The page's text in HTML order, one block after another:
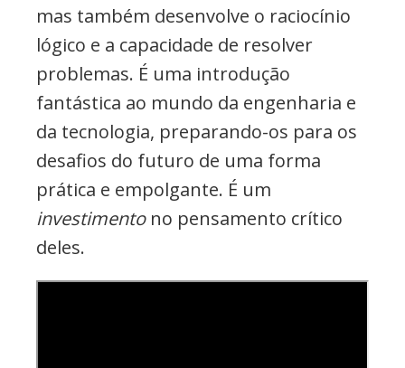
mas também desenvolve o raciocínio
lógico e a capacidade de resolver
problemas. É uma introdução
fantástica ao mundo da engenharia e
da tecnologia, preparando-os para os
desafios do futuro de uma forma
prática e empolgante. É um
investimentono pensamento crítico
deles.